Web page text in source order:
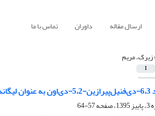
ارسال مقاله داوران تماس با ما
زیرک، مریم
1
هک
57-64